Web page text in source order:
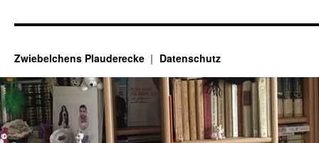
Zwiebelchens Plauderecke Datenschutz